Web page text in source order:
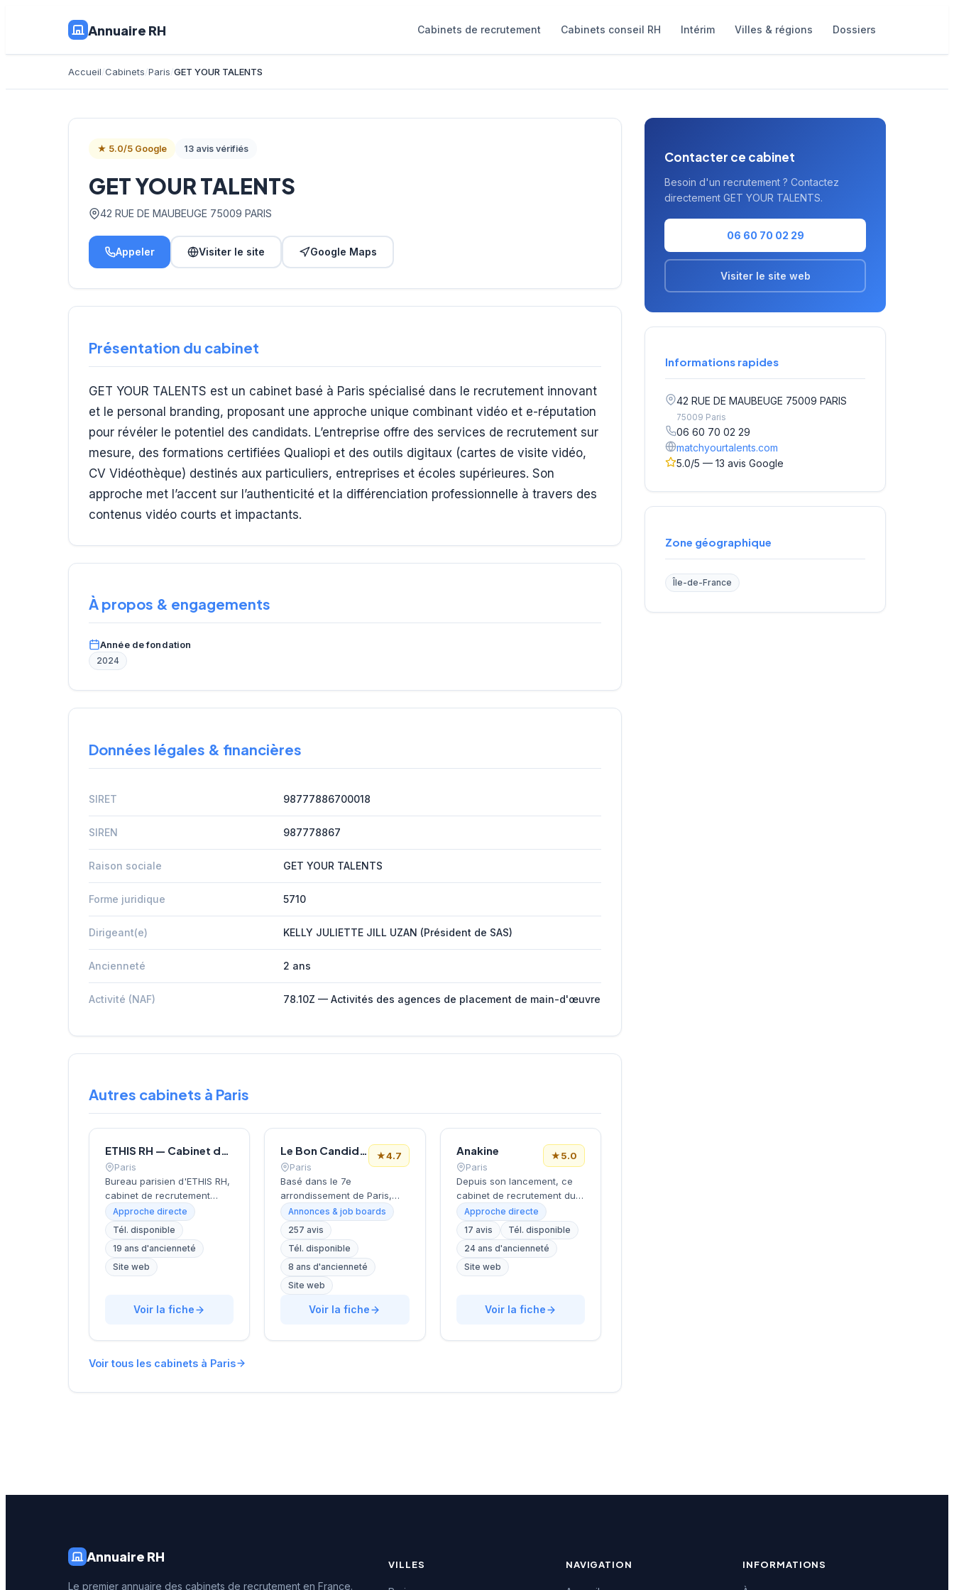
Annuaire RH Cabinets de recrutement Cabinets conseil RH Intérim Villes & régions Dossiers
Accueil Cabinets Paris GET YOUR TALENTS
★ 5.0/5 Google 13 avis vérifiés
GET YOUR TALENTS
42 RUE DE MAUBEUGE 75009 PARIS
Appeler Visiter le site Google Maps
Présentation du cabinet
GET YOUR TALENTS est un cabinet basé à Paris spécialisé dans le recrutement innovant
et le personal branding, proposant une approche unique combinant vidéo et e-réputation
pour révéler le potentiel des candidats. L’entreprise offre des services de recrutement sur
mesure, des formations certifiées Qualiopi et des outils digitaux (cartes de visite vidéo,
CV Vidéothèque) destinés aux particuliers, entreprises et écoles supérieures. Son
approche met l’accent sur l’authenticité et la différenciation professionnelle à travers des
contenus vidéo courts et impactants.
À propos & engagements
Année de fondation
2024
Données légales & financières
SIRET 98777886700018
SIREN 987778867
Raison sociale GET YOUR TALENTS
Forme juridique 5710
Dirigeant(e) KELLY JULIETTE JILL UZAN (Président de SAS)
Ancienneté 2 ans
Activité (NAF) 78.10Z — Activités des agences de placement de main-d'œuvre
Autres cabinets à Paris
ETHIS RH — Cabinet de recrutement à Paris
Paris
Bureau parisien d'ETHIS RH,
cabinet de recrutement
fondé en 2007, spécialisé
dans le conseil en
ressources humaines, le
recrutement de cadres et
dirigeants, le coaching et
arrondissement de Paris, à
l'équipe accompagne les
dans leurs recherches de
personnalisée.
Approche directe
Tél. disponible
19 ans d'ancienneté
Site web
Voir la fiche
Le Bon Candidat
Paris
★4.7
Basé dans le 7e
arrondissement de Paris,
près de la Tour Eiffel et des
Invalides, ce cabinet de
recrutement bénéficie d'une
localisation prestigieuse au
cœur de la capitale. Installé
rue de Bellechasse, il
accompagne les entreprises
dans leurs recrutements
personnalisée. La structure
note de 4.7/5 sur plus de
Annonces & job boards
257 avis
Tél. disponible
8 ans d'ancienneté
Site web
Voir la fiche
Anakine
Paris
★5.0
Depuis son lancement, ce
cabinet de recrutement du
9e arrondissement
accompagne les entreprises
dans leurs recherches de
talents, avec une approche
centrée sur les métiers du
quartier Opéra-Grands
développe une expertise
L'équipe intervient tant sur
satisfaction des clients
Approche directe
17 avis
Tél. disponible
24 ans d'ancienneté
Site web
Voir la fiche
Voir tous les cabinets à Paris
Contacter ce cabinet
Besoin d'un recrutement ? Contactez
directement GET YOUR TALENTS.
06 60 70 02 29
Visiter le site web
Informations rapides
42 RUE DE MAUBEUGE 75009 PARIS
75009 Paris
06 60 70 02 29
matchyourtalents.com
5.0/5 — 13 avis Google
Zone géographique
Île-de-France
Annuaire RH
Le premier annuaire des cabinets de recrutement en France.
VILLES NAVIGATION INFORMATIONS